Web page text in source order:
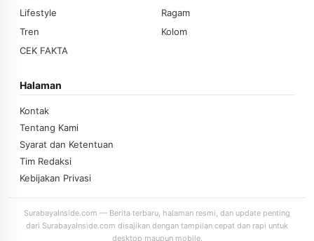
Lifestyle
Ragam
Tren
Kolom
CEK FAKTA
Halaman
Kontak
Tentang Kami
Syarat dan Ketentuan
Tim Redaksi
Kebijakan Privasi
SurabayaInside.com — Berita terbaru, halaman resmi, dan update penting
dari SurabayaInside.com disajikan dengan tampilan cepat dan rapi untuk
desktop maupun mobile.